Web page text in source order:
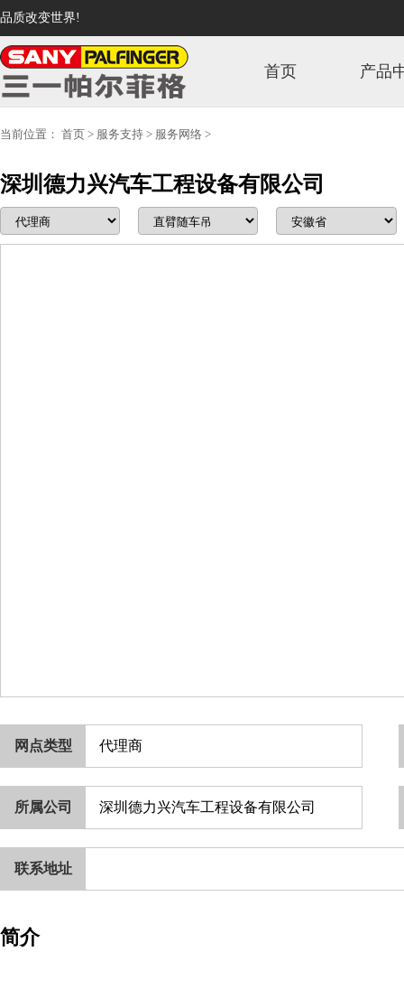
品质改变世界!
首页 产品
当前位置： 首页 > 服务支持 > 服务网络 >
深圳德力兴汽车工程设备有限公司
网点类型 代理商
所属公司 深圳德力兴汽车工程设备有限公司
联系地址
简介